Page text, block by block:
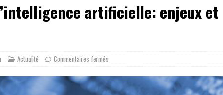
artificielle: enjeux et
Actualité Commentaires fermés